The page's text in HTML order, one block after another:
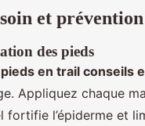
et
des pieds
en trail conseils
Appliquez chaque
fortifie l’épiderme et